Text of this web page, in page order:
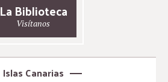
La Biblioteca
Visítanos
Islas Canarias